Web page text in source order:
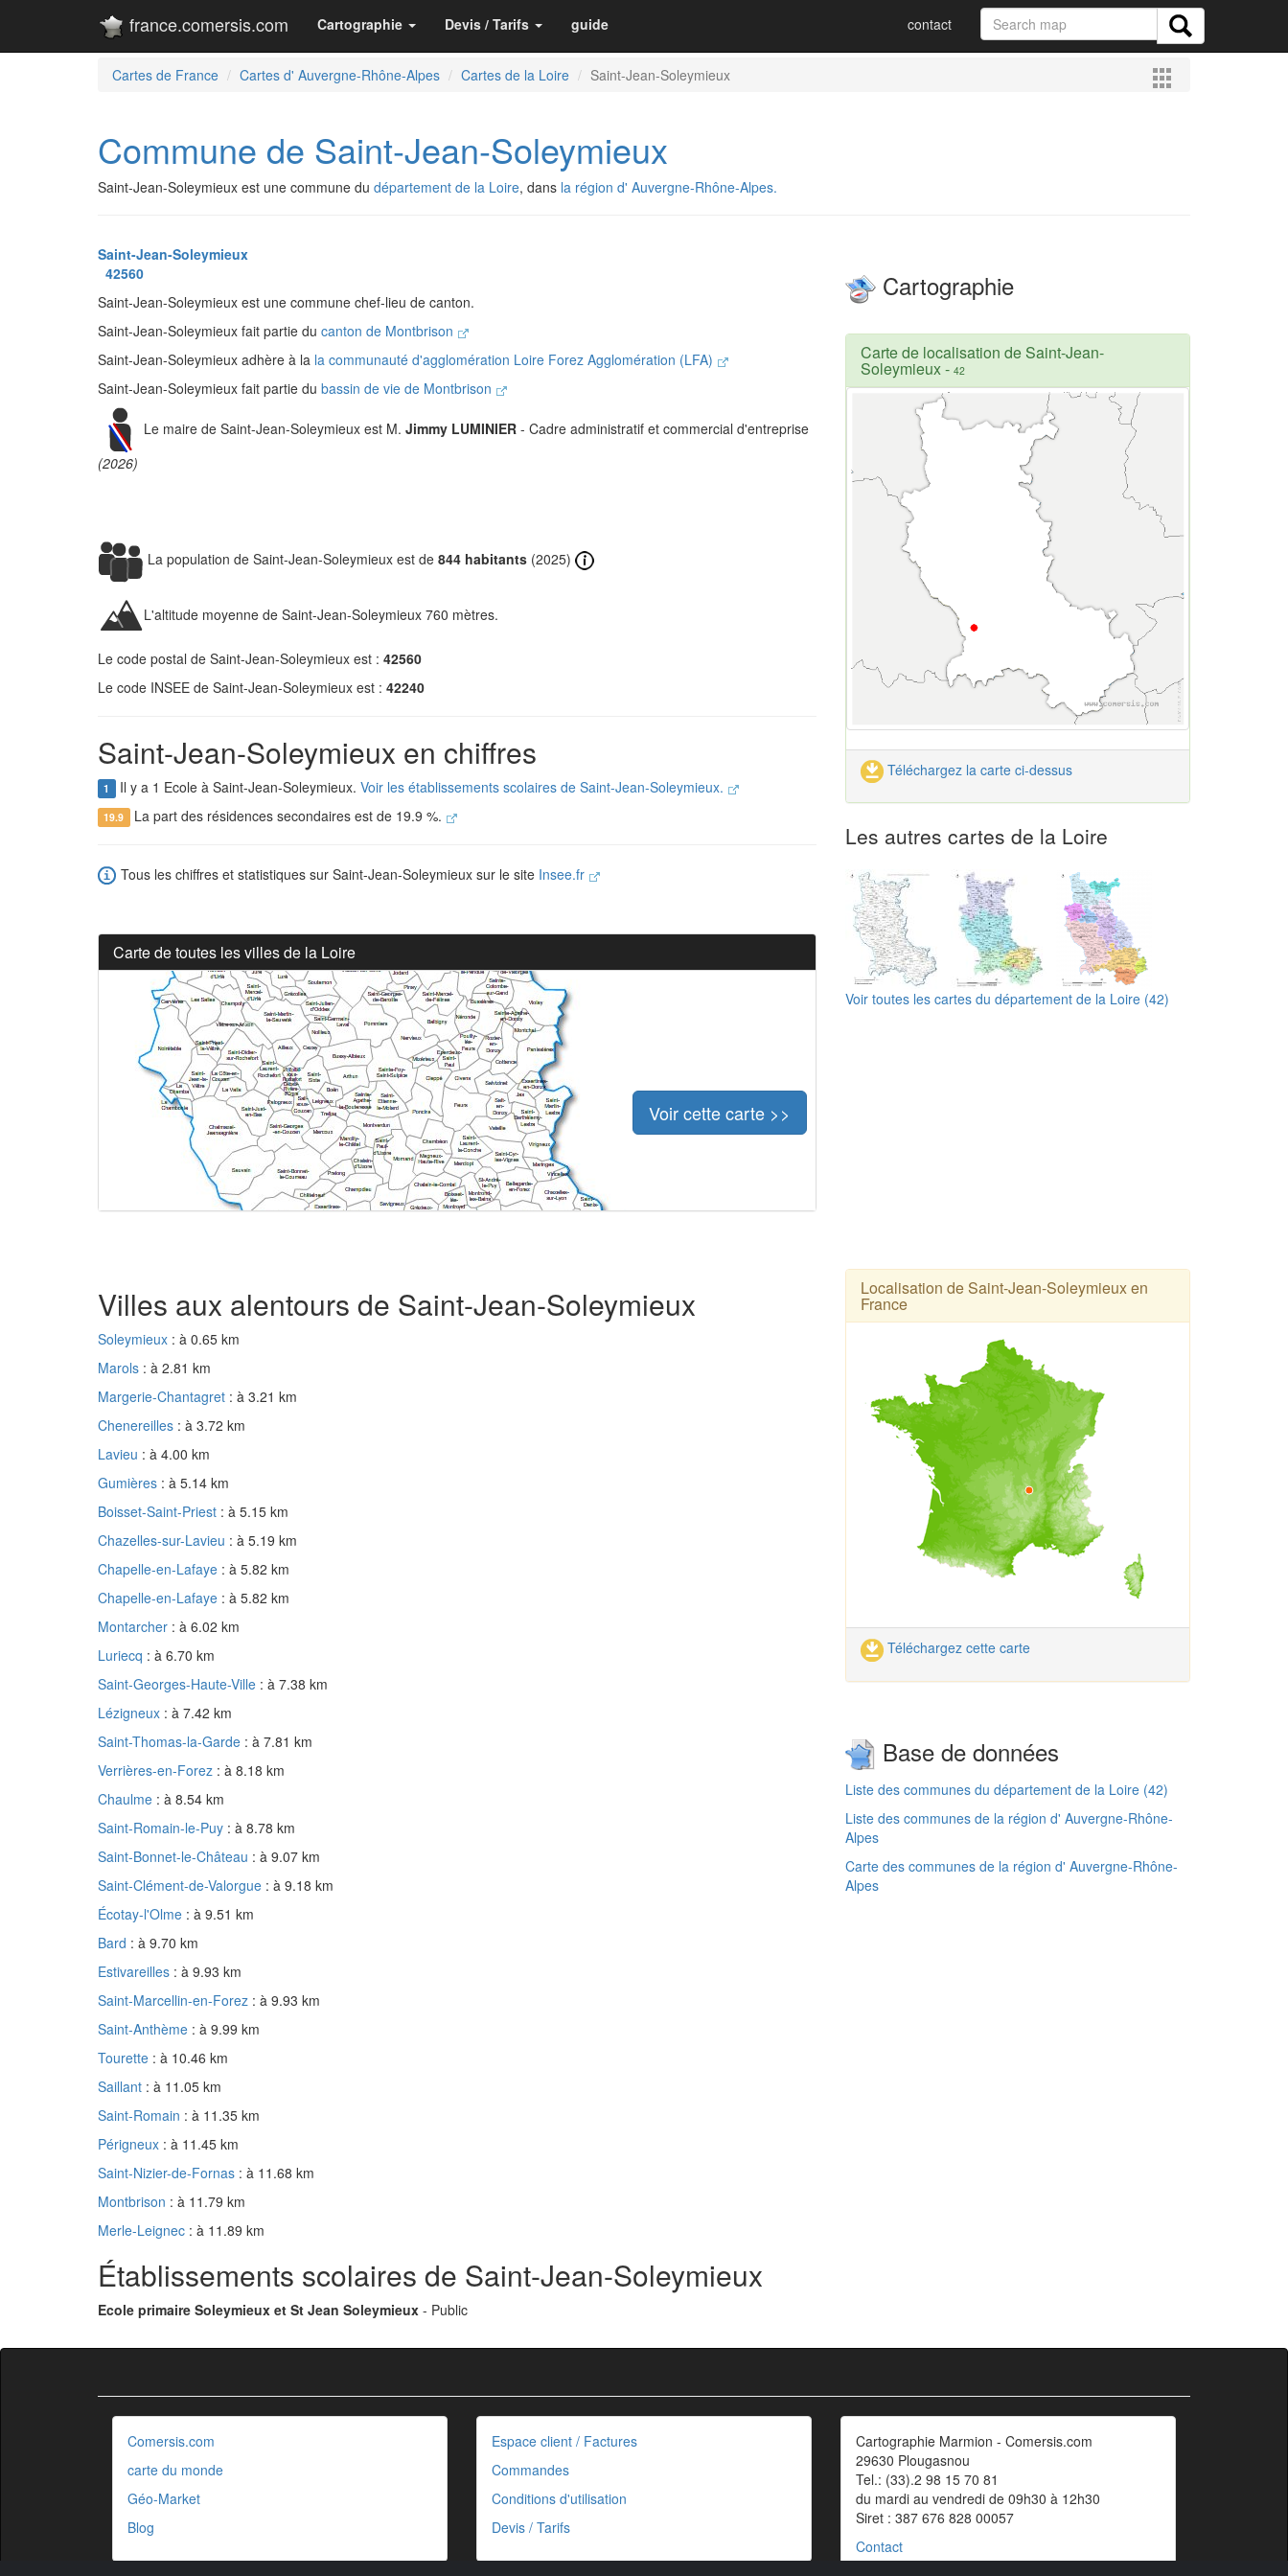
france.comersis.com Cartographie Devis / Tarifs guide contact
Cartes de France Cartes d' Auvergne-Rhône-Alpes Cartes de la Loire Saint-Jean-Soleymieux
Commune de Saint-Jean-Soleymieux
Saint-Jean-Soleymieux est une commune du département de la Loire, dans la région d' Auvergne-Rhône-Alpes.
Saint-Jean-Soleymieux
42560
Saint-Jean-Soleymieux est une commune chef-lieu de canton.
Saint-Jean-Soleymieux fait partie du canton de Montbrison
Saint-Jean-Soleymieux adhère à la la communauté d'agglomération Loire Forez Agglomération (LFA)
Saint-Jean-Soleymieux fait partie du bassin de vie de Montbrison
Le maire de Saint-Jean-Soleymieux est M. Jimmy LUMINIER - Cadre administratif et commercial d'entreprise
(2026)
La population de Saint-Jean-Soleymieux est de 844 habitants (2025)
L'altitude moyenne de Saint-Jean-Soleymieux 760 mètres.
Le code postal de Saint-Jean-Soleymieux est : 42560
Le code INSEE de Saint-Jean-Soleymieux est : 42240
Saint-Jean-Soleymieux en chiffres
1 Il y a 1 Ecole à Saint-Jean-Soleymieux. Voir les établissements scolaires de Saint-Jean-Soleymieux.
19.9 La part des résidences secondaires est de 19.9 %.
Tous les chiffres et statistiques sur Saint-Jean-Soleymieux sur le site Insee.fr
Carte de toutes les villes de la Loire
Voir cette carte >>
Cartographie
Carte de localisation de Saint-Jean-
Soleymieux- 42
Téléchargez la carte ci-dessus
Les autres cartes de la Loire
Voir toutes les cartes du département de la Loire (42)
Villes aux alentours de Saint-Jean-Soleymieux
Soleymieux : à 0.65 km
Marols : à 2.81 km
Margerie-Chantagret : à 3.21 km
Chenereilles : à 3.72 km
Lavieu : à 4.00 km
Gumières : à 5.14 km
Boisset-Saint-Priest : à 5.15 km
Chazelles-sur-Lavieu : à 5.19 km
Chapelle-en-Lafaye : à 5.82 km
Chapelle-en-Lafaye : à 5.82 km
Montarcher : à 6.02 km
Luriecq : à 6.70 km
Saint-Georges-Haute-Ville : à 7.38 km
Lézigneux : à 7.42 km
Saint-Thomas-la-Garde : à 7.81 km
Verrières-en-Forez : à 8.18 km
Chaulme : à 8.54 km
Saint-Romain-le-Puy : à 8.78 km
Saint-Bonnet-le-Château : à 9.07 km
Saint-Clément-de-Valorgue : à 9.18 km
Écotay-l'Olme : à 9.51 km
Bard : à 9.70 km
Estivareilles : à 9.93 km
Saint-Marcellin-en-Forez : à 9.93 km
Saint-Anthème : à 9.99 km
Tourette : à 10.46 km
Saillant : à 11.05 km
Saint-Romain : à 11.35 km
Périgneux : à 11.45 km
Saint-Nizier-de-Fornas : à 11.68 km
Montbrison : à 11.79 km
Merle-Leignec : à 11.89 km
Établissements scolaires de Saint-Jean-Soleymieux
Ecole primaire Soleymieux et St Jean Soleymieux - Public
Localisation de Saint-Jean-Soleymieux en
France
Téléchargez cette carte
Base de données
Liste des communes du département de la Loire (42)
Liste des communes de la région d' Auvergne-Rhône-
Alpes
Carte des communes de la région d' Auvergne-Rhône-
Alpes
Comersis.com
carte du monde
Géo-Market
Blog
Espace client / Factures
Commandes
Conditions d'utilisation
Devis / Tarifs
Cartographie Marmion - Comersis.com
29630 Plougasnou
Tel.: (33).2 98 15 70 81
du mardi au vendredi de 09h30 à 12h30
Siret : 387 676 828 00057
Contact